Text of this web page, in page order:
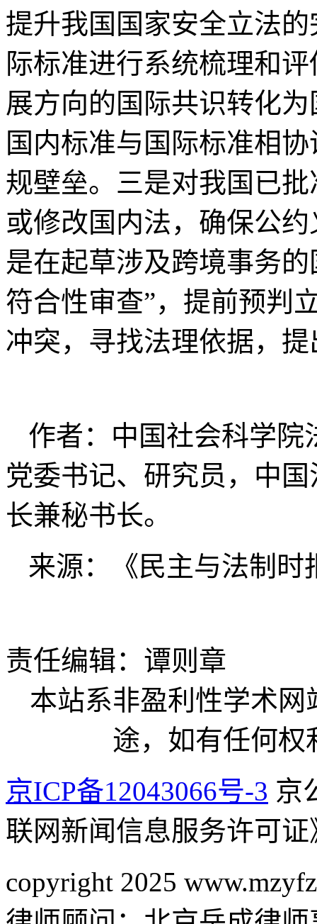
提升我国国家安全立法
际标准进行系统梳理和
展方向的国际共识转化
国内标准与国际标准相
规壁垒。三是对我国已
或修改国内法，确保公
是在起草涉及跨境事务
符合性审查”，提前预判
冲突，寻找法理依据，
作者：中国社会科学院
党委书记、研究员，中
长兼秘书长。
来源：《民主与法制时
责任编辑：谭则章
本站系非盈利性学术
途，如有任何权
京ICP备12043066号-3 京
联网新闻信息服务许可证
copyright 2025